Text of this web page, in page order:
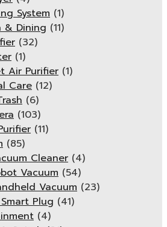
System (1)
& Dining (11)
(32)
(1)
Air Purifier (1)
Care (12)
(6)
(103)
(11)
(85)
Cleaner (4)
Vacuum (54)
Vacuum (23)
Plug (41)
(4)